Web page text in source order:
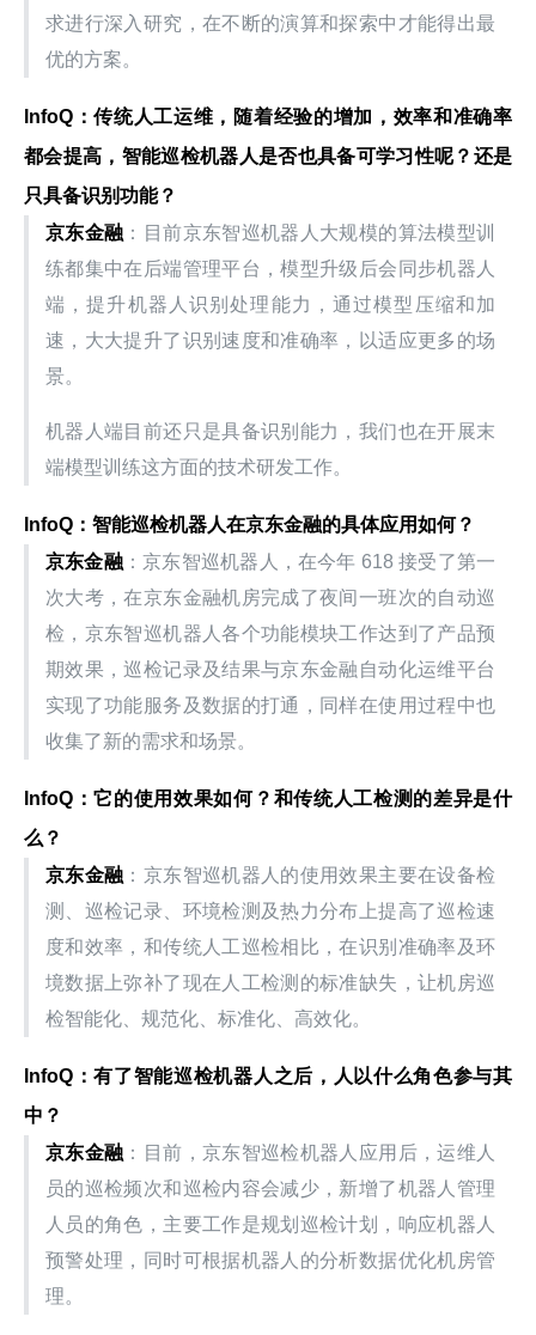
求进行深入研究，在不断的演算和探索中才能得出最
优的方案。
InfoQ：传统人工运维，随着经验的增加，效率和准确率
都会提高，智能巡检机器人是否也具备可学习性呢？还是
只具备识别功能？
京东金融 ：目前京东智巡机器人大规模的算法模型训
练都集中在后端管理平台，模型升级后会同步机器人
端，提升机器人识别处理能力，通过模型压缩和加
速，大大提升了识别速度和准确率，以适应更多的场
景。
机器人端目前还只是具备识别能力，我们也在开展末
端模型训练这方面的技术研发工作。
InfoQ：智能巡检机器人在京东金融的具体应用如何？
京东金融：京东智巡机器人，在今年 618 接受了第一
次大考，在京东金融机房完成了夜间一班次的自动巡
检，京东智巡机器人各个功能模块工作达到了产品预
期效果，巡检记录及结果与京东金融自动化运维平台
实现了功能服务及数据的打通，同样在使用过程中也
收集了新的需求和场景。
InfoQ：它的使用效果如何？和传统人工检测的差异是什
么？
京东金融 ：京东智巡机器人的使用效果主要在设备检
测、巡检记录、环境检测及热力分布上提高了巡检速
度和效率，和传统人工巡检相比，在识别准确率及环
境数据上弥补了现在人工检测的标准缺失，让机房巡
检智能化、规范化、标准化、高效化。
InfoQ：有了智能巡检机器人之后，人以什么角色参与其
中？
京东金融 ：目前，京东智巡检机器人应用后，运维人
员的巡检频次和巡检内容会减少，新增了机器人管理
人员的角色，主要工作是规划巡检计划，响应机器人
预警处理，同时可根据机器人的分析数据优化机房管
理。